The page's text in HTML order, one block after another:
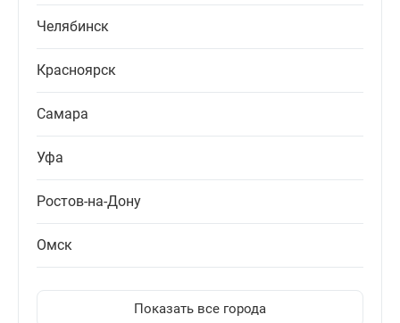
Челябинск
Красноярск
Самара
Уфа
Ростов-на-Дону
Омск
Показать все города